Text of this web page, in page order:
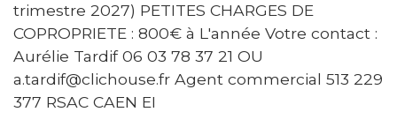
trimestre 2027) PETITES CHARGES DE
COPROPRIETE : 800€ à L'année Votre contact :
Aurélie Tardif 06 03 78 37 21 OU
a.tardif@clichouse.fr Agent commercial 513 229
377 RSAC CAEN EI